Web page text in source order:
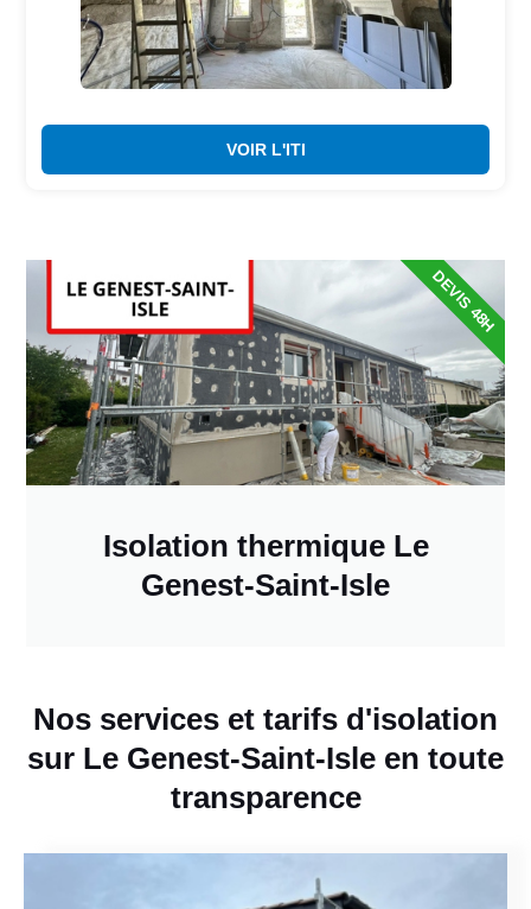
VOIR L'ITI
Isolation thermique Le
Genest-Saint-Isle
DEVIS 48H
Nos services et tarifs d'isolation
sur Le Genest-Saint-Isle en toute
transparence